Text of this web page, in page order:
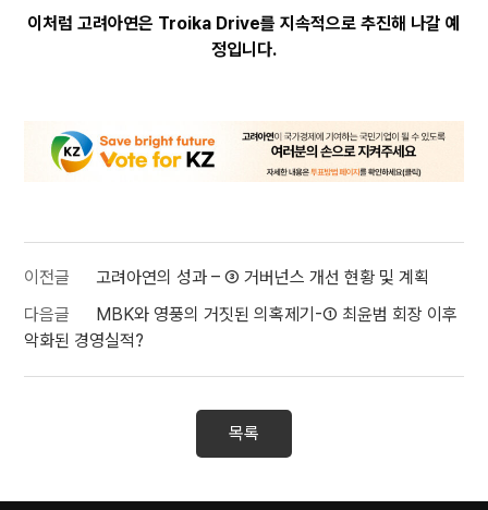
이처럼 고려아연은 Troika Drive를 지속적으로 추진해 나갈 예
정입니다.
이전글
고려아연의 성과 – ③ 거버넌스 개선 현황 및 계획
다음글
MBK와 영풍의 거짓된 의혹제기-① 최윤범 회장 이후
악화된 경영실적?
목록